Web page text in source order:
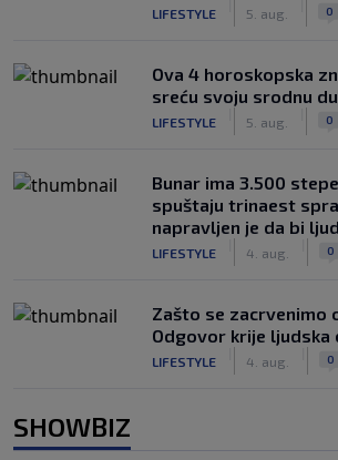
LIFESTYLE 5. aug. 0
Ova 4 horoskopska
sreću svoju srodnu
LIFESTYLE 5. aug. 0
Bunar imа 3.500
spuštaju trinaest
napravljen je da bi
LIFESTYLE 4. aug. 0
Zašto se zacrvenimo
Odgovor krije ljudska
LIFESTYLE 4. aug. 0
SHOWBIZ